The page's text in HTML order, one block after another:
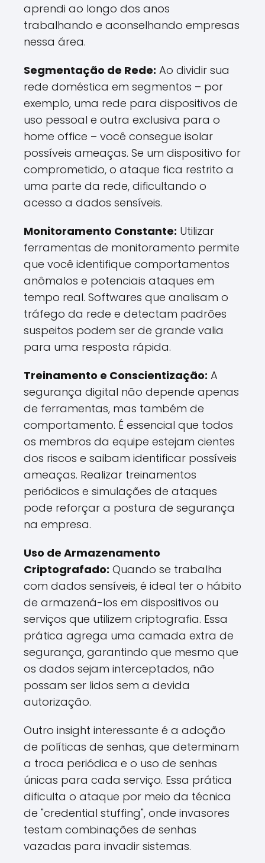
aprendi ao longo dos anos
trabalhando e aconselhando empresas
nessa área.
Segmentação de Rede: Ao dividir sua
rede doméstica em segmentos – por
exemplo, uma rede para dispositivos de
uso pessoal e outra exclusiva para o
home office – você consegue isolar
possíveis ameaças. Se um dispositivo for
comprometido, o ataque fica restrito a
uma parte da rede, dificultando o
acesso a dados sensíveis.
Monitoramento Constante: Utilizar
ferramentas de monitoramento permite
que você identifique comportamentos
anômalos e potenciais ataques em
tempo real. Softwares que analisam o
tráfego da rede e detectam padrões
suspeitos podem ser de grande valia
para uma resposta rápida.
Treinamento e Conscientização: A
segurança digital não depende apenas
de ferramentas, mas também de
comportamento. É essencial que todos
os membros da equipe estejam cientes
dos riscos e saibam identificar possíveis
ameaças. Realizar treinamentos
periódicos e simulações de ataques
pode reforçar a postura de segurança
na empresa.
Uso de Armazenamento
Criptografado: Quando se trabalha
com dados sensíveis, é ideal ter o hábito
de armazená-los em dispositivos ou
serviços que utilizem criptografia. Essa
prática agrega uma camada extra de
segurança, garantindo que mesmo que
os dados sejam interceptados, não
possam ser lidos sem a devida
autorização.
Outro insight interessante é a adoção
de políticas de senhas, que determinam
a troca periódica e o uso de senhas
únicas para cada serviço. Essa prática
dificulta o ataque por meio da técnica
de "credential stuffing", onde invasores
testam combinações de senhas
vazadas para invadir sistemas.